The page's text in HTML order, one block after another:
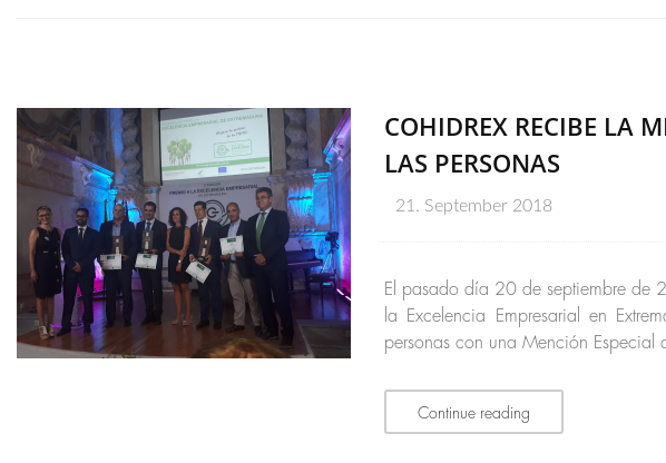
COHIDREX RECIBE LA
LAS PERSONAS
21. September 2018
El pasado día 20 de septiembre de
la Excelencia Empresarial en
personas con una Mención
Continue reading